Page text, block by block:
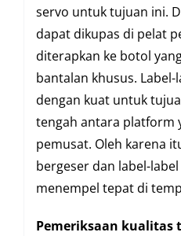
servo untuk tujuan ini.
dapat dikupas di pelat
diterapkan ke botol
bantalan khusus.
dengan kuat untuk
tengah antara platform
pemusat. Oleh karena
bergeser dan label-
menempel tepat di
Pemeriksaan kualitas